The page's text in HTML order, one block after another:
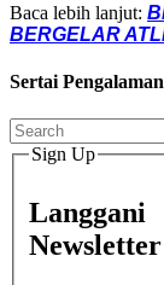
Baca lebih lanjut:
BERGELAR
Sertai
Sign Up
Langgani